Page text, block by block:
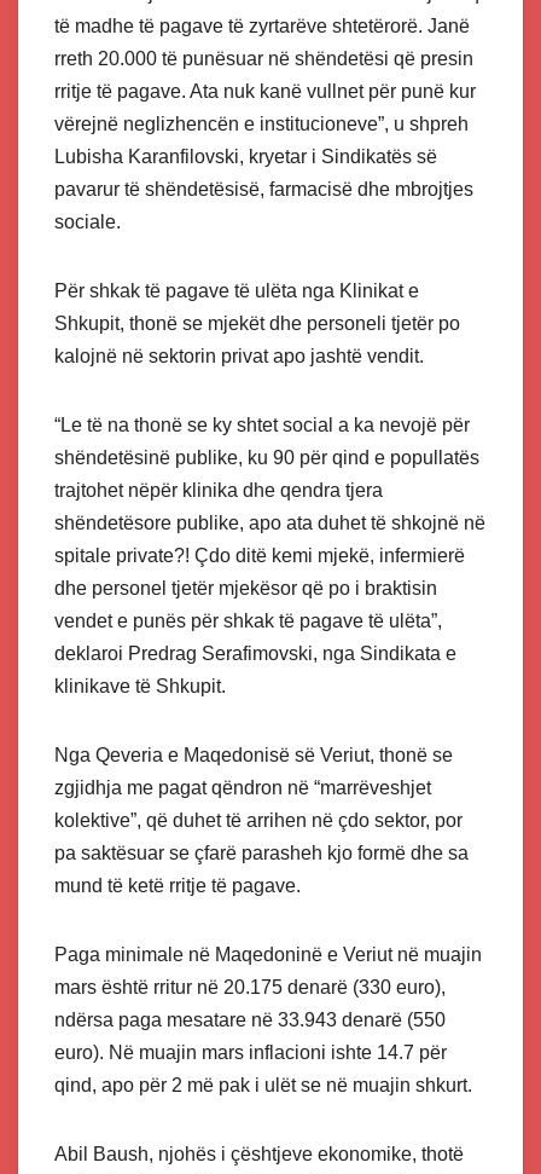
të madhe të pagave të zyrtarëve shtetërorë. Janë
rreth 20.000 të punësuar në shëndetësi që presin
rritje të pagave. Ata nuk kanë vullnet për punë kur
vërejnë neglizhencën e institucioneve”, u shpreh
Lubisha Karanfilovski, kryetar i Sindikatës së
pavarur të shëndetësisë, farmacisë dhe mbrojtjes
sociale.
Për shkak të pagave të ulëta nga Klinikat e
Shkupit, thonë se mjekët dhe personeli tjetër po
kalojnë në sektorin privat apo jashtë vendit.
“Le të na thonë se ky shtet social a ka nevojë për
shëndetësinë publike, ku 90 për qind e popullatës
trajtohet nëpër klinika dhe qendra tjera
shëndetësore publike, apo ata duhet të shkojnë në
spitale private?! Çdo ditë kemi mjekë, infermierë
dhe personel tjetër mjekësor që po i braktisin
vendet e punës për shkak të pagave të ulëta”,
deklaroi Predrag Serafimovski, nga Sindikata e
klinikave të Shkupit.
Nga Qeveria e Maqedonisë së Veriut, thonë se
zgjidhja me pagat qëndron në “marrëveshjet
kolektive”, që duhet të arrihen në çdo sektor, por
pa saktësuar se çfarë parasheh kjo formë dhe sa
mund të ketë rritje të pagave.
Paga minimale në Maqedoninë e Veriut në muajin
mars është rritur në 20.175 denarë (330 euro),
ndërsa paga mesatare në 33.943 denarë (550
euro). Në muajin mars inflacioni ishte 14.7 për
qind, apo për 2 më pak i ulët se në muajin shkurt.
Abil Baush, njohës i çështjeve ekonomike, thotë